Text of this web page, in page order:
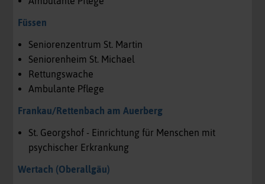
Füssen
Seniorenzentrum St. Martin
Seniorenheim St. Michael
Rettungswache
Ambulante Pflege
Frankau/Rettenbach am Auerberg
St. Georgshof - Einrichtung für Menschen mit
psychischer Erkrankung
Wertach (Oberallgäu)